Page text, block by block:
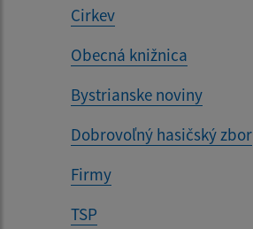
Cirkev
Obecná knižnica
Bystrianske noviny
Dobrovoľný hasičský zbor
Firmy
TSP